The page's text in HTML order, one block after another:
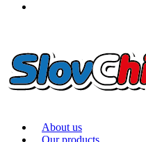
About us
Our products